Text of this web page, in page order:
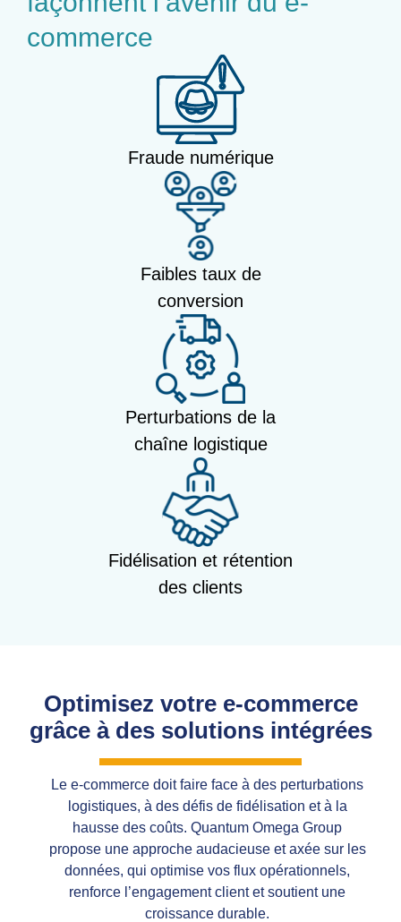
commerce
Fraude numérique
Faibles taux de
conversion
Perturbations de la
chaîne logistique
Fidélisation et rétention
des clients
Optimisez votre e-commerce
grâce à des solutions intégrées
Le e-commerce doit faire face à des perturbations
logistiques, à des défis de fidélisation et à la
hausse des coûts. Quantum Omega Group
propose une approche audacieuse et axée sur les
données, qui optimise vos flux opérationnels,
renforce l’engagement client et soutient une
croissance durable.